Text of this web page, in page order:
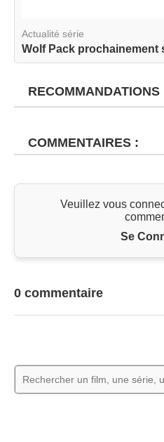
Actualité série
Wolf Pack prochainement
RECOMMANDATIONS
COMMENTAIRES :
Veuillez vous
Se
0 commentaire